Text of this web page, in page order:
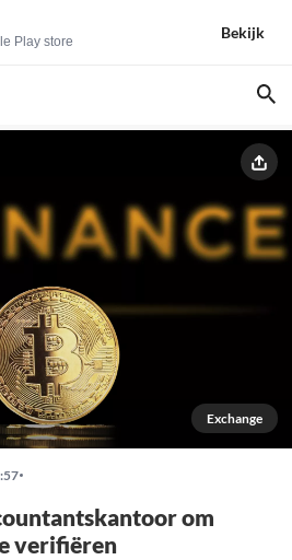
Play store
Bekijk
Exchange
om
verifiëren